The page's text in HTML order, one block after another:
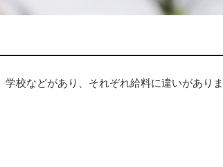
校などがあり、それぞれ給料に違いがありま